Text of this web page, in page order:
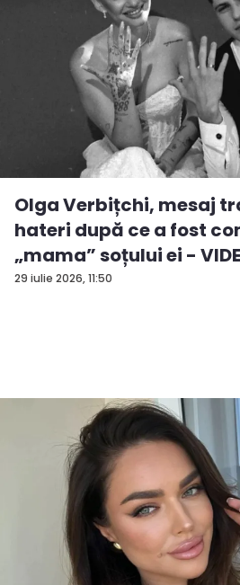
29 iulie 2026, 11:50
Olga Verbițchi, mesaj
hateri după ce a fost
„mama” soțului ei -